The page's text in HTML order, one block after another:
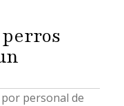
personal de